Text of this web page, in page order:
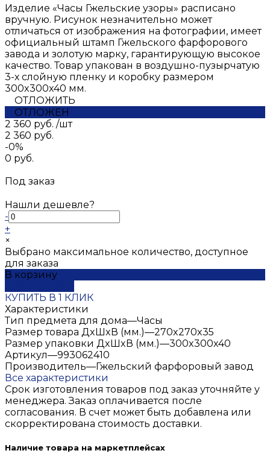
Изделие «Часы Гжельские узоры» расписано
вручную. Рисунок незначительно может
отличаться от изображения на фотографии, имеет
официальный штамп Гжельского фарфорового
завода и золотую марку, гарантирующую высокое
качество. Товар упакован в воздушно-пузырчатую
3-х слойную пленку и коробку размером
300x300x40 мм.
ОТЛОЖИТЬ
ОТЛОЖЕН
2 360 руб. /шт
2 360 руб.
-0%
0 руб.
Под заказ
Нашли дешевле?
-
+
×
Выбрано максимальное количество, доступное
для заказа
В корзину
КУПИТЬ В 1 КЛИК
Характеристики
Тип предмета для дома—Часы
Размер товара ДxШxВ (мм.)—270x270x35
Размер упаковки ДxШxВ (мм.)—300x300x40
Артикул—993062410
Производитель—Гжельский фарфоровый завод
Все характеристики
Срок изготовления товаров под заказ уточняйте у
менеджера. Заказ оплачивается после
согласования. В счет может быть добавлена или
скорректирована стоимость доставки.
Наличие товара на маркетплейсах